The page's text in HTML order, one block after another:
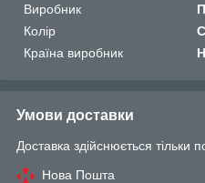
Виробник
Колір
Країна виробник
Умови доставки
Доставка здійснюється тільки
Нова Пошта